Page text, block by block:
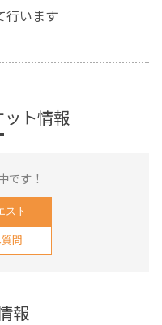
います
ト情報
です！
スト
問
報